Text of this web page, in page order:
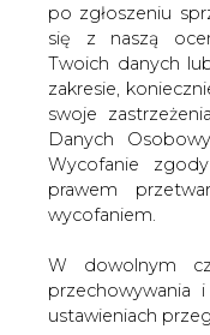
po zgłoszeniu
się z naszą
Twoich danych
zakresie,
swoje
Danych
Wycofanie
prawem
wycofaniem.
W dowolnym
ustawieniach
Dla dużej
politycznych i
Nord Stream
rozmowie z
analityk rynku
wykładowca
Governance.
"Oprócz